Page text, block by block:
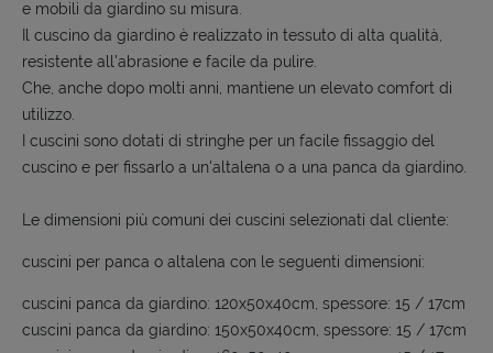
e mobili da giardino su misura.
Il cuscino da giardino è realizzato in tessuto di alta qualità,
resistente all'abrasione e facile da pulire.
Che, anche dopo molti anni, mantiene un elevato comfort di
utilizzo.
I cuscini sono dotati di stringhe per un facile fissaggio del
cuscino e per fissarlo a un'altalena o a una panca da giardino.
Le dimensioni più comuni dei cuscini selezionati dal cliente:
cuscini per panca o altalena con le seguenti dimensioni:
cuscini panca da giardino: 120x50x40cm, spessore: 15 / 17cm
cuscini panca da giardino: 150x50x40cm, spessore: 15 / 17cm